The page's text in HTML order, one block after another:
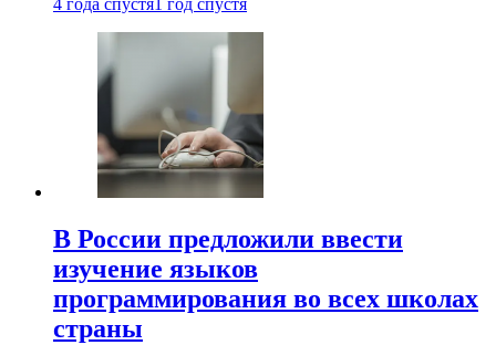
4 года спустя 1 год спустя
В России предложили ввести
изучение языков
программирования во всех школах
страны